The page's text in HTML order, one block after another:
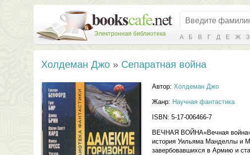
Электронная библиотека А Б В Г Д Е Ж З
Холдеман Джо» Сепаратная война
Автор: Холдеман Джо
Жанр: Научная фантастика
ISBN: 5-17-006466-7
ВЕЧНАЯ ВОЙНА«Вечная война»
история Уильяма Манделлы и
завербовавшихся в Армию и